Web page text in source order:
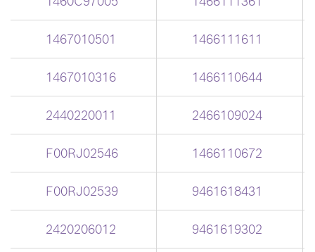
1467010501 1466111611
1467010316 1466110644
2440220011 2466109024
F00RJ02546 1466110672
F00RJ02539 9461618431
2420206012 9461619302